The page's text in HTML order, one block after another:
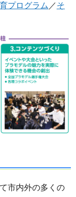
プログラム ／そ
市内外の多くの